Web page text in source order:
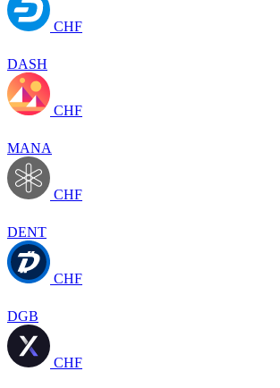
CHF
DASH
CHF
MANA
CHF
DENT
CHF
DGB
CHF